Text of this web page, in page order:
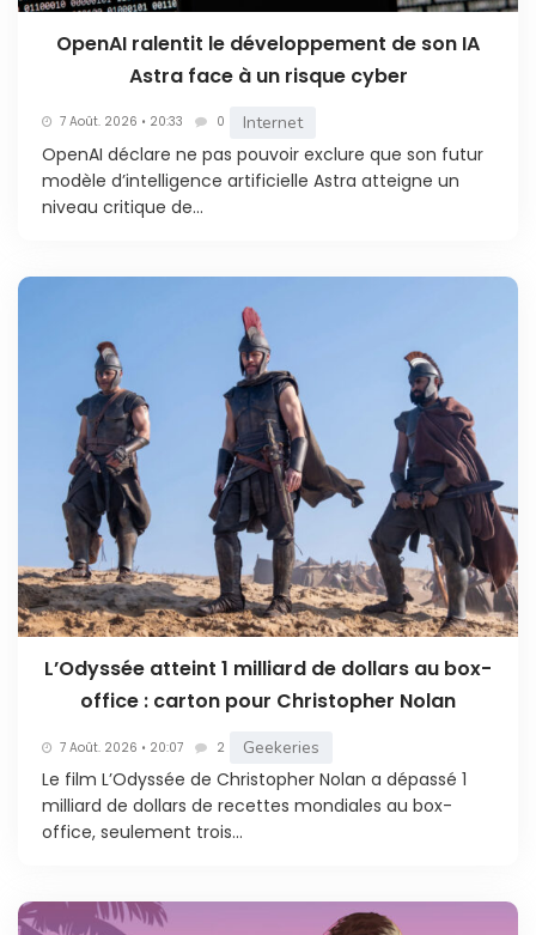
OpenAI ralentit le développement de son IA
Astra face à un risque cyber
7 Août. 2026 • 20:33 0 Internet
OpenAI déclare ne pas pouvoir exclure que son futur
modèle d’intelligence artificielle Astra atteigne un
niveau critique de...
L’Odyssée atteint 1 milliard de dollars au box-
office : carton pour Christopher Nolan
7 Août. 2026 • 20:07 2 Geekeries
Le film L’Odyssée de Christopher Nolan a dépassé 1
milliard de dollars de recettes mondiales au box-
office, seulement trois...